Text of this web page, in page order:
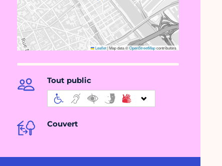
Leaflet|Map data ©OpenStreetMapcontributors
Tout public
Couvert